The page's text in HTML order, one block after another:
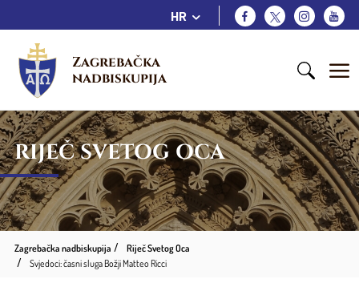
HR
Zagrebačka
nadbiskupija
RIJEČ SVETOG OCA
Zagrebačka nadbiskupija
Riječ Svetog Oca
Svjedoci: časni sluga Božji Matteo Ricci